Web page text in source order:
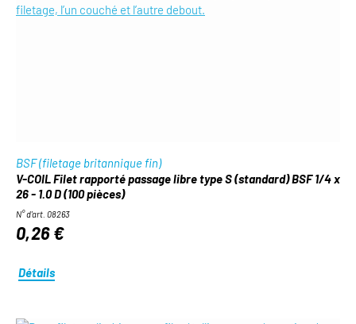
BSF (filetage britannique fin)
V-COIL Filet rapporté passage libre type S (standard) BSF 1/4 x
26 - 1.0 D (100 pièces)
N° d'art. 08263
0,26 €
Détails